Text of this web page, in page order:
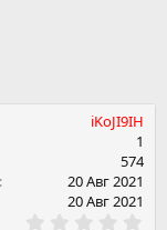
iKoJI9IH
1
574
20 Авг 2021
20 Авг 2021